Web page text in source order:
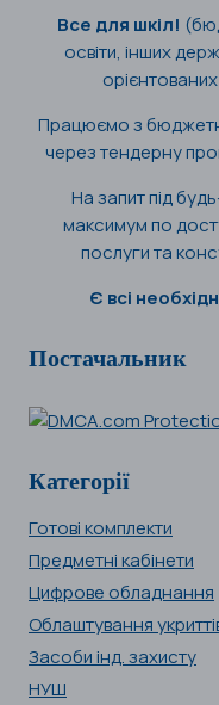
Все для шкіл!
освіти, інших
Працюємо з
через тендерну
На запит під
максимум по
послуги та
Є всі
Постачальник
Категорії
Готові комплекти
Предметні кабінети
Цифрове обладнання
Облаштування
Засоби інд. захисту
НУШ